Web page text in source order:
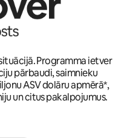
Programma ietver
pārbaudi, saimnieku
ASV dolāru apmērā*,
un citus pakalpojumus.